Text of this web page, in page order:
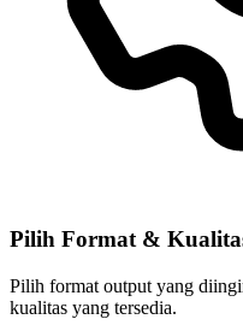
Pilih Format &
Pilih format output yang
kualitas yang tersedia.